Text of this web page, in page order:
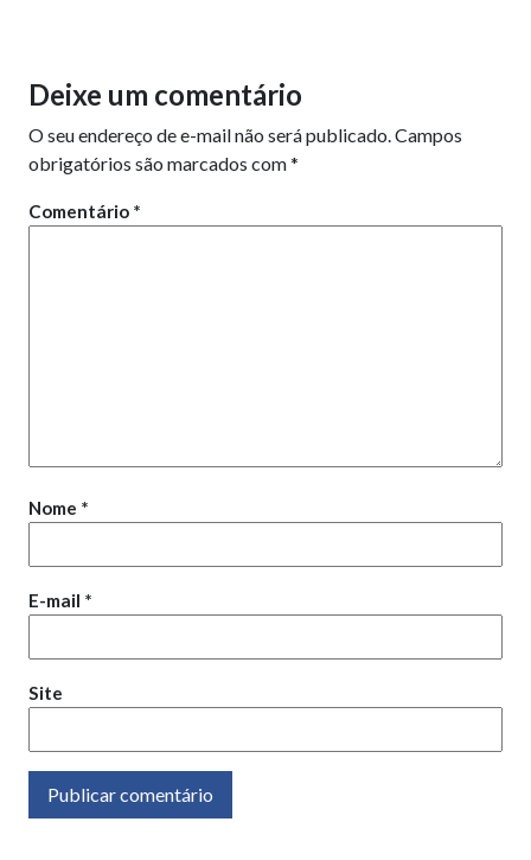
Deixe um comentário
O seu endereço de e-mail não será publicado.Campos
obrigatórios são marcados com*
Comentário *
Nome *
E-mail *
Site